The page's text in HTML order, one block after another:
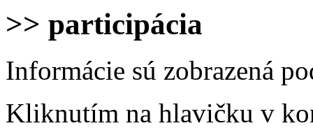
>> participácia
Informácie sú zobrazená
Kliknutím na hlavičku v